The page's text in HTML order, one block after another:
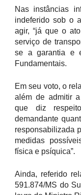
Nas instâncias
indeferido sob o
agir, “já que o
serviço de
se a garantia e
Fundamentais.
Em seu voto, o
além de admitir
que diz
demandante
responsabilizada
medidas
física e psíquica”.
Ainda, referido
591.874/MS do